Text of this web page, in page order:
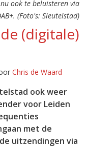
ook te beluisteren via
(Foto's: Sleutelstad)
(digitale)
Chris de Waard
ook weer
voor Leiden
met de
uitzendingen via